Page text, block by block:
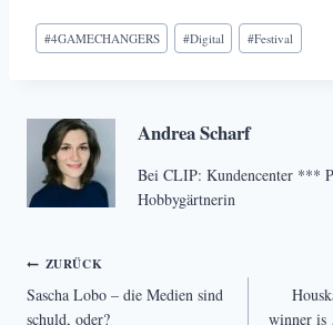
Schlagworte:
#4GAMECHANGERS #Digital #Festival
Andrea Scharf
Bei CLIP: Kundencenter ***
Hobbygärtnerin
Beitragsnavigation
ZURÜCK
Sascha Lobo – die Medien sind
schuld, oder?
winner is